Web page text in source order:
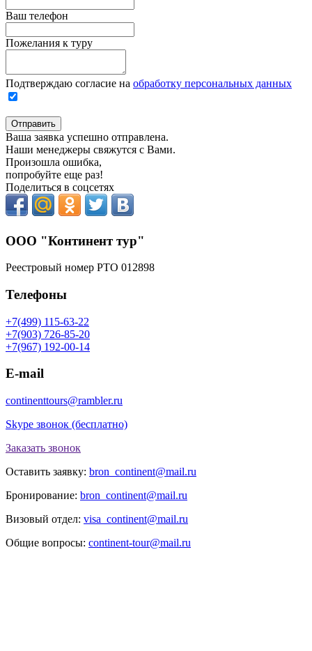
Ваш телефон
Пожелания к туру
Подтверждаю согласие на обработку персональных данных
Отправить
Ваша заявка успешно отправлена.
Наши менеджеры свяжутся с Вами.
Произошла ошибка,
попробуйте еще раз!
Поделиться в соцсетях
ООО "Континент тур"
Реестровый номер РТО 012898
Телефоны
+7(499) 115-63-22
+7(903) 726-85-20
+7(967) 192-00-14
E-mail
continenttours@rambler.ru
Skype звонок (бесплатно)
Заказать звонок
Оставить заявку: bron_continent@mail.ru
Бронирование: bron_continent@mail.ru
Визовый отдел: visa_continent@mail.ru
Общие вопросы: continent-tour@mail.ru